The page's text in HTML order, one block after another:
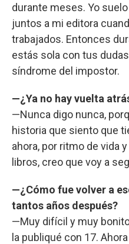
durante meses. Yo
juntos a mi editora
trabajados. Entonces
estás sola con tus
síndrome del impostor.
—¿Ya no hay vuelta
—Nunca digo nunca,
historia que siento que
ahora, por ritmo de vida
libros, creo que voy a
—¿Cómo fue volver a
tantos años después?
—Muy difícil y muy
la publiqué con 17.